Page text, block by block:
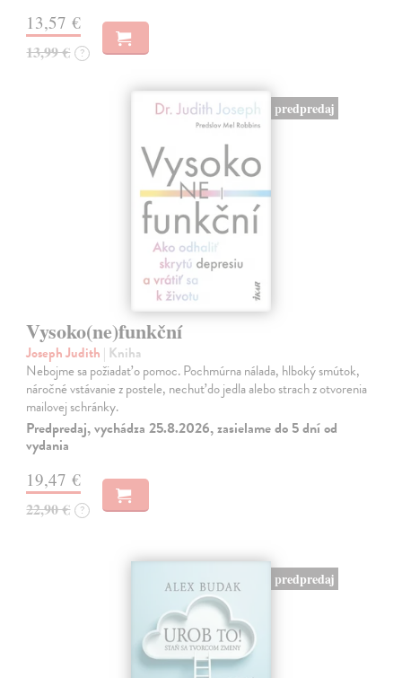
13,57 €
13,99 € ?
predpredaj
Vysoko(ne)funkční
Joseph Judith | Kniha
Nebojme sa požiadať o pomoc. Pochmúrna nálada, hlboký smútok,
náročné vstávanie z postele, nechuť do jedla alebo strach z otvorenia
mailovej schránky.
Predpredaj, vychádza 25.8.2026, zasielame do 5 dní od
vydania
19,47 €
22,90 € ?
predpredaj